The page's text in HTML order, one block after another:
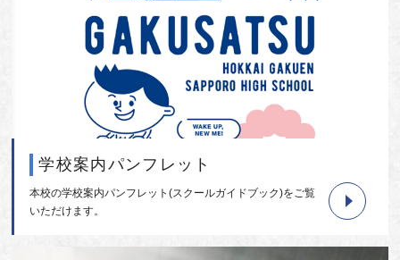
学校案内パンフレット
本校の学校案内パンフレット(スクールガイドブック)をご覧
いただけます。